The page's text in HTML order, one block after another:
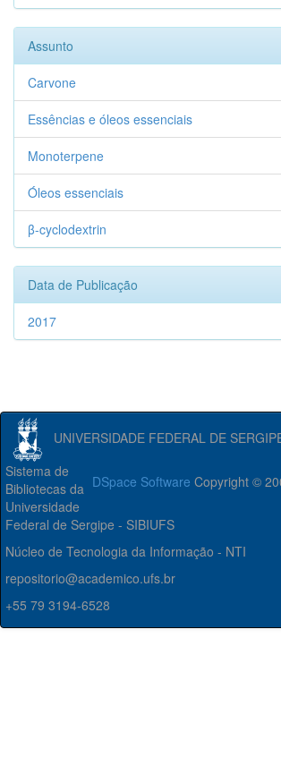
Assunto
Carvone
Essências e óleos essenciais
Monoterpene
Óleos essenciais
β-cyclodextrin
Data de Publicação
2017
UNIVERSIDADE FEDERAL DE
DSpace Software Copyright ©
Sistema de
Bibliotecas da
Universidade
Federal de Sergipe - SIBIUFS
Núcleo de Tecnologia da Informação - NTI
repositorio@academico.ufs.br
+55 79 3194-6528